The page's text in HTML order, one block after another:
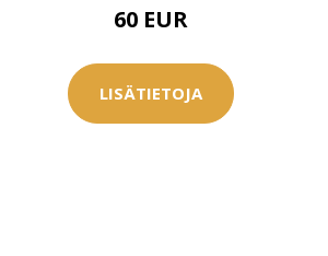
60 EUR
LISÄTIETOJA